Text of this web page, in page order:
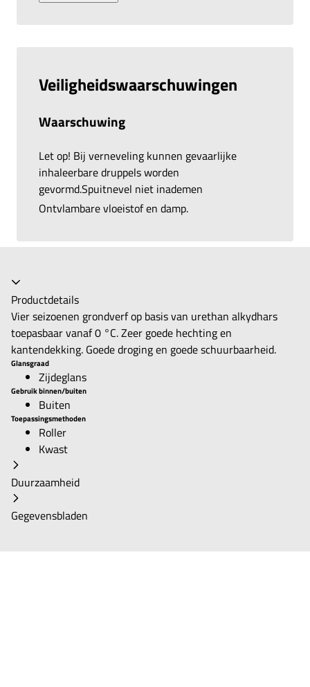
Veiligheidswaarschuwingen
Waarschuwing
Let op! Bij verneveling kunnen gevaarlijke
inhaleerbare druppels worden
gevormd.Spuitnevel niet inademen
Ontvlambare vloeistof en damp.
Productdetails
Vier seizoenen grondverf op basis van urethan alkydhars
toepasbaar vanaf 0 °C. Zeer goede hechting en
kantendekking. Goede droging en goede schuurbaarheid.
Glansgraad
Zijdeglans
Gebruik binnen/buiten
Buiten
Toepassingsmethoden
Roller
Kwast
Duurzaamheid
Gegevensbladen